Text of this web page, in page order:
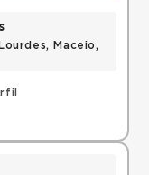
Maceio,